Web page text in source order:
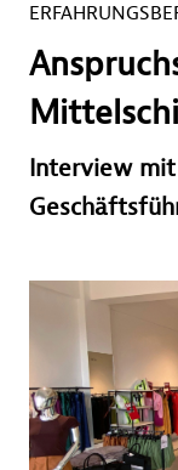
Interview mit